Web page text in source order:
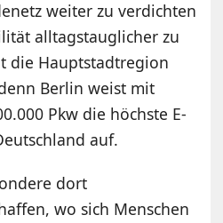
weiter zu verdichten
alltagstauglicher zu
die Hauptstadtregion
Berlin weist mit
Pkw die höchste E-
auf.
dort
wo sich Menschen